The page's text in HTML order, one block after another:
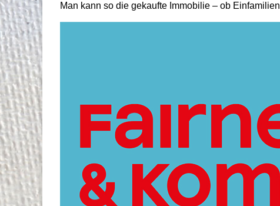
Man kann so die gekaufte Immobilie – ob